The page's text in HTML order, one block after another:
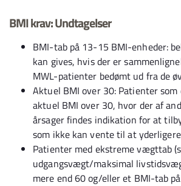
BMI krav: Undtagelser
BMI-tab på 13-15 BMI-enheder:
kan gives, hvis der er
MWL-patienter bedømt ud fra de
Aktuel BMI over 30: Patienter
aktuel BMI over 30, hvor der af
årsager findes indikation for at
som ikke kan vente til at
Patienter med ekstreme vægttab
udgangsvægt/maksimal
mere end 60 og/eller et BMI-tab